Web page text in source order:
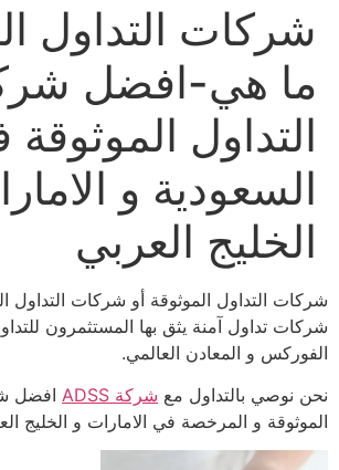
شركات التداول
ما هي-افضل
التداول
السعودية و
الخليج العربي
شركات التداول الموثوقة أو شركات التداول
شركات تداول آمنة يثق بها المستثمرون
الفوركس و المعادن العالمي.
نحن نوصي بالتداول مع شركة ADSS
افضل
الموثوقة و المرخصة في الامارات و الخليج